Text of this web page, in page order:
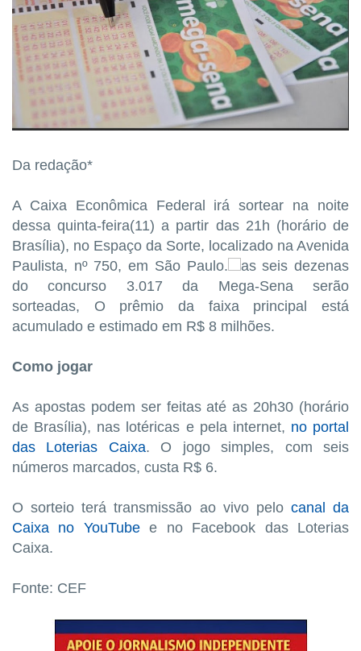
Da redação*
A Caixa Econômica Federal irá sortear na noite
dessa quinta-feira(11)a partir das 21h (horário de
Brasília), no Espaço da Sorte, localizado na Avenida
Paulista, nº 750, em São Paulo.
as seis dezenas
do concurso 3.017 da Mega-Sena serão
sorteadas, O prêmio da faixa principal está
acumulado e estimado em R$ 8 milhões.
Como jogar
As apostas podem ser feitas até as 20h30 (horário
de Brasília), nas lotéricas e pela internet, no portal
das Loterias Caixa. O jogo simples, com seis
números marcados, custa R$ 6.
O sorteio terá transmissão ao vivo pelo canal da
Caixa no YouTubee no Facebook das Loterias
Caixa.
Fonte: CEF